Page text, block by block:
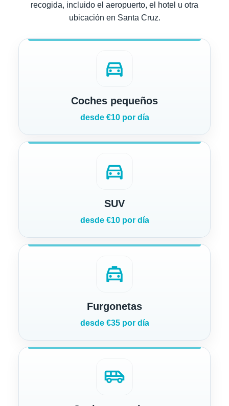
recogida, incluido el aeropuerto, el hotel u otra
ubicación en Santa Cruz.
directions_car
Coches pequeños
desde €10 por día
directions_car
SUV
desde €10 por día
local_taxi
Furgonetas
desde €35 por día
airport_shuttle